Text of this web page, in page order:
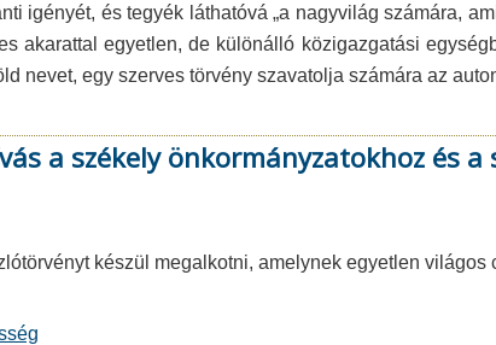
igényét, és tegyék láthatóvá „a nagyvilág számára,
akarattal egyetlen, de különálló közigazgatási
nevet, egy szerves törvény szavatolja számára az
a székely önkormányzatokhoz és a
készül megalkotni, amelynek egyetlen